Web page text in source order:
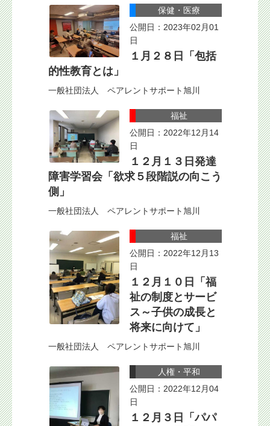
保健・医療
公開日：2023年02月01
日
１月２８日「包括
的性教育とは」
一般社団法人 ペアレントサポート旭川
福祉
公開日：2022年12月14
日
１２月１３日発達
障害学習会「欲求５段階説の向こう
側」
一般社団法人 ペアレントサポート旭川
福祉
公開日：2022年12月13
日
１２月１０日「福
祉の制度とサービ
ス～子供の成長と
将来に向けて」
一般社団法人 ペアレントサポート旭川
人権・平和
公開日：2022年12月04
日
１２月３日「パパ